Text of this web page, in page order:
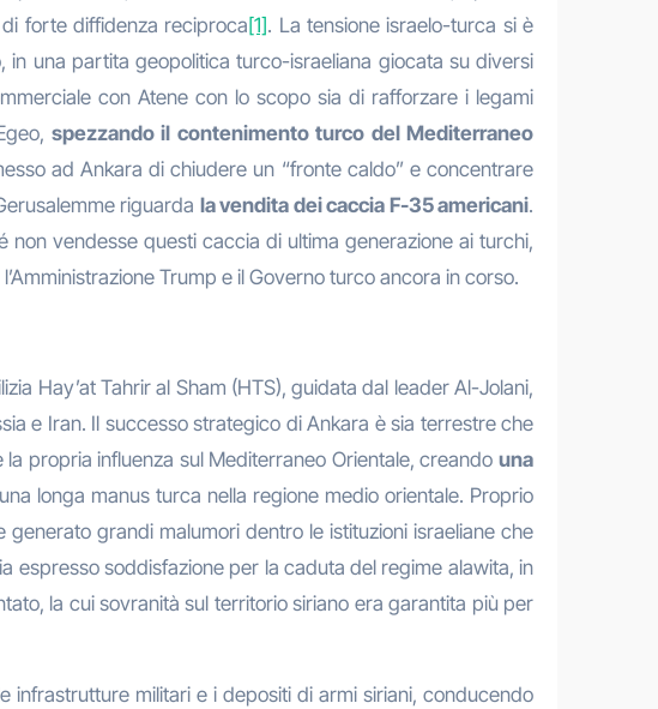
forte diffidenza reciproca[1]. La tensione israelo-turca si è
una partita geopolitica turco-israeliana giocata su diversi
con Atene con lo scopo sia di rafforzare i legami
spezzando il contenimento turco del Mediterraneo
ad Ankara di chiudere un “fronte caldo” e concentrare
riguarda la vendita dei caccia F-35 americani.
vendesse questi caccia di ultima generazione ai turchi,
Trump e il Governo turco ancora in corso.
Hay’at Tahrir al Sham (HTS), guidata dal leader Al-Jolani,
e Iran. Il successo strategico di Ankara è sia terrestre che
propria influenza sul Mediterraneo Orientale, creando una
longa manus turca nella regione medio orientale. Proprio
grandi malumori dentro le istituzioni israeliane che
espresso soddisfazione per la caduta del regime alawita, in
la cui sovranità sul territorio siriano era garantita più per
infrastrutture militari e i depositi di armi siriani, conducendo